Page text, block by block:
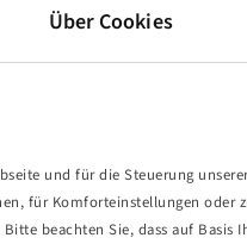
Über Cookies
und für die Steuerung
für Komforteinstellungen oder
beachten Sie, dass auf Basis
Price
Login.